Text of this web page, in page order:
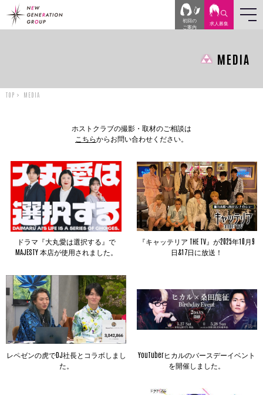
初回の
ご案内
求人 募集
MEDIA
TOP MEDIA
ホストクラブの撮影・取材のご相談は
こちらからお問い合わせください。
ドラマ『大丸愛は選択する』で
MAJESTY 本店が使用されました。
『キャッテリア THE TV』が2025年10月9
日&17日に放送！
レペゼンの虎でDJ社長とコラボしまし
た。
YouTuberヒカルのバースデーイベント
を開催しました。